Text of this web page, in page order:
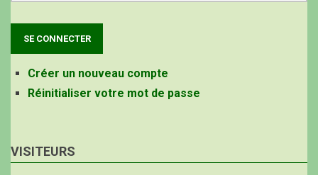
Créer un nouveau compte
Réinitialiser votre mot de passe
VISITEURS